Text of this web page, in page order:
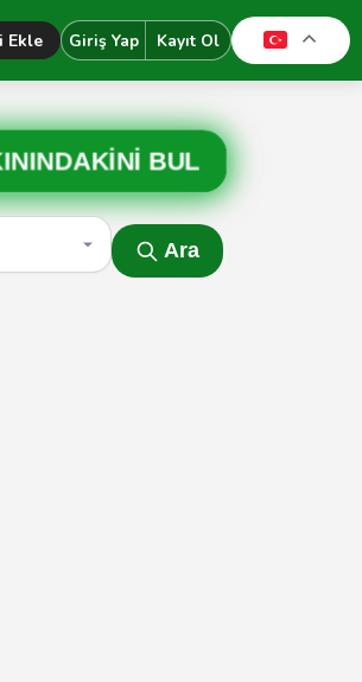
Ekle Giriş Yap Kayıt Ol
BUL
Ara